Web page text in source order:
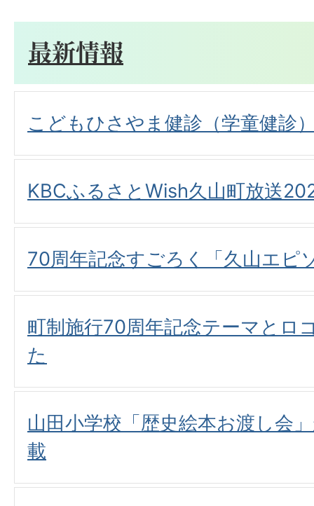
最新情報
こどもひさやま健診（学童健診
KBCふるさとWish久山町放送
70周年記念すごろく「久山エピ
町制施行70周年記念テーマとロ
た
山田小学校「歴史絵本お渡し会
載